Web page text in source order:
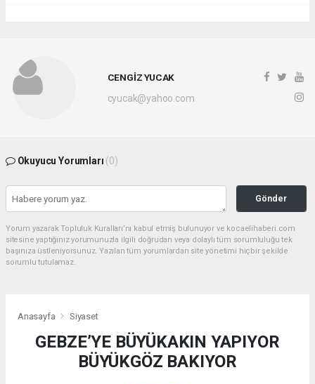
CENGİZ YUCAK
cyucak@yahoo.com
Okuyucu Yorumları (0)
Gönder
Yorum yazarak Topluluk Kuralları’nı kabul etmiş bulunuyor ve kocaelihaberi.com
sitesine yaptığınız yorumunuzla ilgili doğrudan veya dolaylı tüm sorumluluğu tek
başınıza üstleniyorsunuz. Yazılan tüm yorumlardan site yönetimi hiçbir şekilde
sorumlu tutulamaz.
Anasayfa Siyaset
GEBZE’YE BÜYÜKAKIN YAPIYOR
BÜYÜKGÖZ BAKIYOR